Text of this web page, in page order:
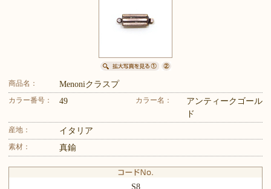
商品名： Menoniクラスプ
カラー番号： 49 カラー名：
アンティークゴール
ド
産地： イタリア
素材： 真鍮
S8